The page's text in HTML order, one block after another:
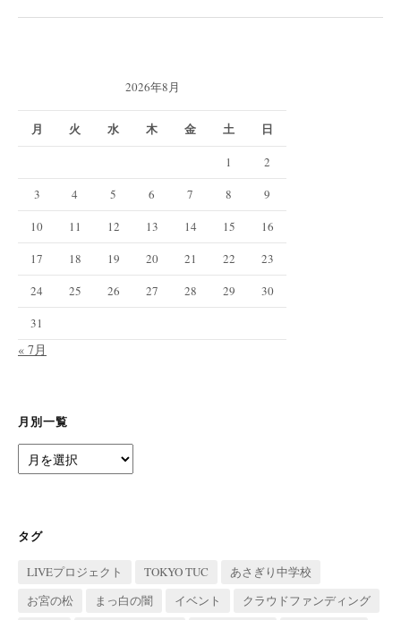
2026年8月
月 火 水 木 金 土 日
1
2
3
4 5 6 7 8
9
10
11 12 13 14 15
16
17
18 19 20 21 22
23
24
25 26 27 28 29
30
31
« 7月
月別一覧
別
タグ
LIVEプロジェクト TOKYO TUC
あさぎり中学校
お宮の松
まっ白の闇 イベント クラウドファンディング